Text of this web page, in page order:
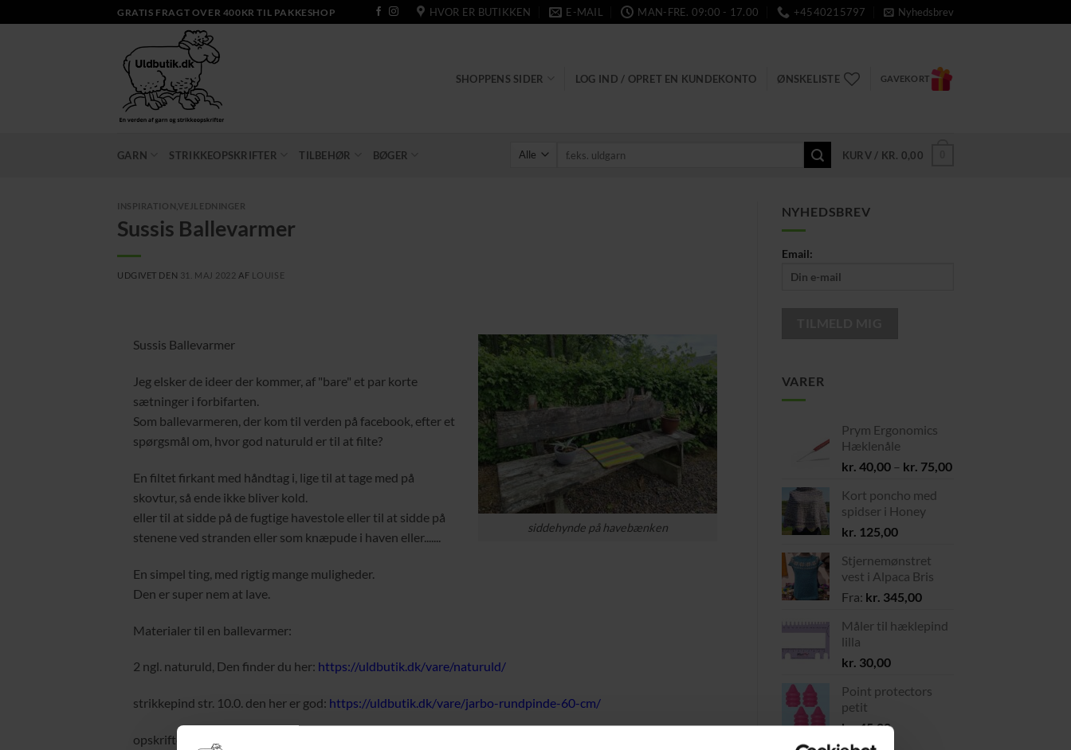
til
GRATIS FRAGT OVER 400KR TIL PAKKESHOP HVOR ER BUTIKKEN E-MAIL MAN-FRE. 09:00 - 17.00 +4540215797 Nyhedsbrev
SHOPPENS SIDER LOG IND / OPRET EN KUNDEKONTO ØNSKELISTE GAVEKORT
GARN STRIKKEOPSKRIFTER TILBEHØR BØGER
Søg
KURV / KR. 0,00
INSPIRATION VEJLEDNINGER
Sussis Ballevarmer
UDGIVET DEN 31. MAJ 2022 AF LOUISE
siddehynde på havebænken
Sussis Ballevarmer
Jeg elsker de ideer der kommer, af "bare" et par korte
sætninger i forbifarten.
Som ballevarmeren, der kom til verden på facebook, efter et
spørgsmål om, hvor god naturuld er til at filte?
En filtet firkant med håndtag i, lige til at tage med på
skovtur, så ende ikke bliver kold.
eller til at sidde på de fugtige havestole eller til at sidde på
stenene ved stranden eller som knæpude i haven eller.......
En simpel ting, med rigtig mange muligheder.
Den er super nem at lave.
Materialer til en ballevarmer:
2 ngl. naturuld, Den finder du her: https://uldbutik.dk/vare/naturuld/
strikkepind str. 10.0. den her er god: https://uldbutik.dk/vare/jarbo-rundpinde-60-cm/
opskriften er gratis.
NYHEDSBREV
Email:
VARER
Prym Ergonomics
Hæklenåle
kr. 40,00 – kr. 75,00Prisinterval:
Kort poncho med
spidser i Honey
kr. 125,00
Stjernemønstret
vest i Alpaca Bris
Fra: kr. 345,00
Måler til hæklepind
lilla
kr. 30,00
Point protectors
petit
kr.45,00